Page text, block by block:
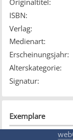
Originaltitel:
ISBN:
Verlag:
Medienart:
Erscheinungsjahr:
Alterskategorie:
Signatur:
Exemplare